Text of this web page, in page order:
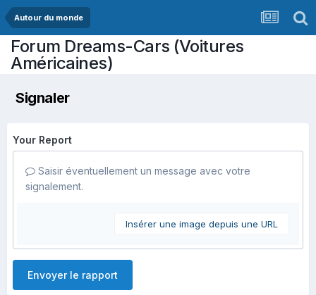
Autour du monde
Forum Dreams-Cars (Voitures
Américaines)
Signaler
Your Report
Saisir éventuellement un message avec votre
signalement.
Insérer une image depuis une URL
Envoyer le rapport